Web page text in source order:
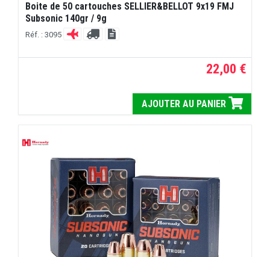
Boite de 50 cartouches SELLIER&BELLOT 9x19 FMJ
Subsonic 140gr / 9g
Réf. : 3095
22,00 €
AJOUTER AU PANIER